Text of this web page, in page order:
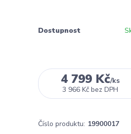
Dostupnost
4 799 Kč/ks
3 966 Kč bez DPH
Číslo produktu: 19900017